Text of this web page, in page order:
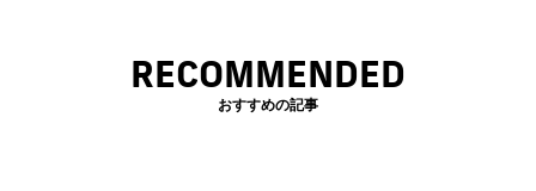
RECOMMENDED
おすすめの記事